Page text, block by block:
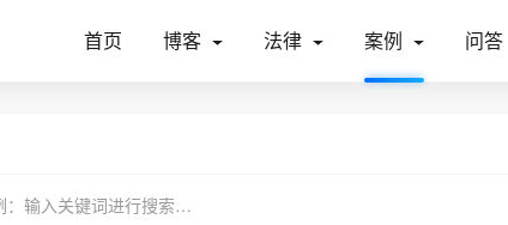
首页 博客 法律 案例 问答